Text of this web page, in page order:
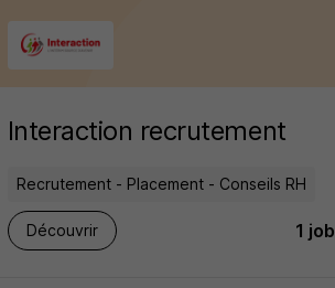
Interaction recrutement
Recrutement - Placement - Conseils RH
Découvrir 1 job